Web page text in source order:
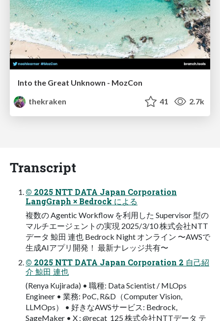
Into the Great Unknown - MozCon
thekraken
41 2.7k
Transcript
© 2025 NTT DATA Japan Corporation
LangGraph × Bedrock による
複数の Agentic Workflow を利用した Supervisor 型の
マルチエージェントの実現 2025/3/10 株式会社NTT
データ 鯨田 連也 Bedrock Night オンライン 〜AWSで
生成AIアプリ開発！ 最新ナレッジ共有〜
© 2025 NTT DATA Japan Corporation 2 自己紹
介 鯨田 連也
(Renya Kujirada) • 職種: Data Scientist / MLOps
Engineer • 業務: PoC, R&D（Computer Vision,
LLMOps） • 好きなAWSサービス: Bedrock,
SageMaker • X : @recat_125 株式会社NTTデータ テ